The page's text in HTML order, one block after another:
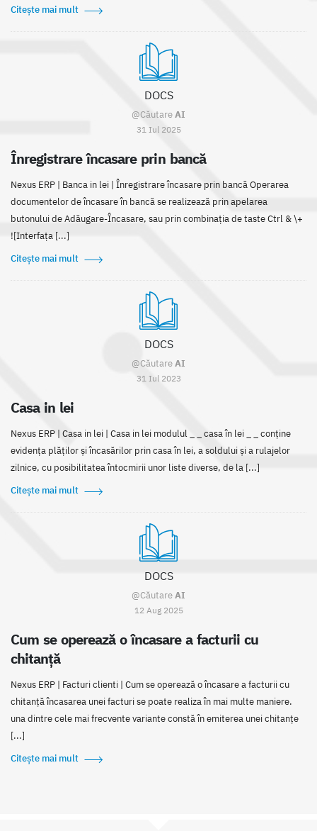
Citește mai mult
DOCS
@CăutareAI
31 Iul 2025
Înregistrare încasare prin bancă
Nexus ERP | Banca in lei | Înregistrare încasare prin bancă Operarea
documentelor de încasare în bancă se realizează prin apelarea
butonului de Adăugare-Încasare, sau prin combinația de taste Ctrl & \+
![Interfața [...]
Citește mai mult
DOCS
@CăutareAI
31 Iul 2023
Casa in lei
Nexus ERP | Casa in lei | Casa in lei modulul _ _ casa în lei _ _ conține
evidența plăților și încasărilor prin casa în lei, a soldului și a rulajelor
zilnice, cu posibilitatea întocmirii unor liste diverse, de la [...]
Citește mai mult
DOCS
@CăutareAI
12 Aug 2025
Cum se operează o încasare a facturii cu
chitanţă
Nexus ERP | Facturi clienti | Cum se operează o încasare a facturii cu
chitanță încasarea unei facturi se poate realiza în mai multe maniere.
una dintre cele mai frecvente variante constă în emiterea unei chitanțe
[...]
Citește mai mult